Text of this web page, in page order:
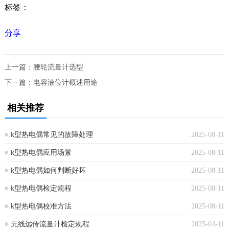
标签：
分享
上一篇： 腰轮流量计选型
下一篇： 电容液位计概述用途
相关推荐
2025-08-11
k型热电偶常见的故障处理
2025-08-11
k型热电偶应用场景
2025-08-11
k型热电偶如何判断好坏
2025-08-11
k型热电偶检定规程
2025-08-11
k型热电偶校准方法
2025-04-11
无线远传流量计检定规程